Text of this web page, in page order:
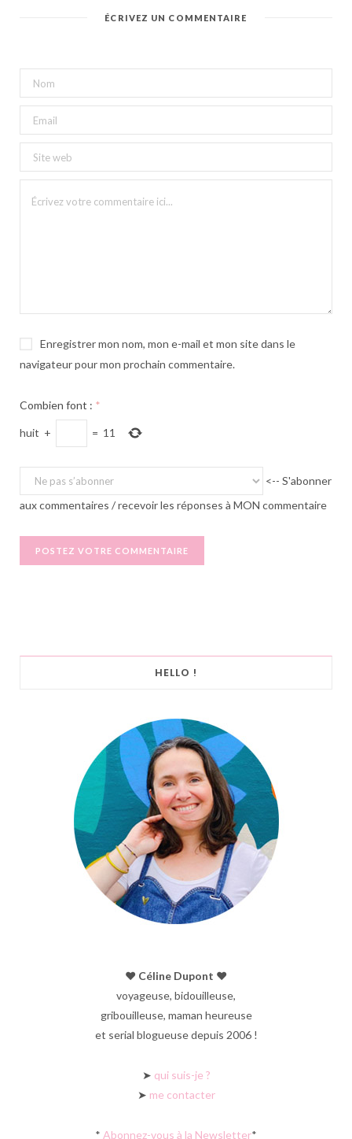
ÉCRIVEZ UN COMMENTAIRE
Enregistrer mon nom, mon e-mail et mon site dans le
navigateur pour mon prochain commentaire.
Combien font : *
huit + = 11
<-- S'abonner
aux commentaires / recevoir les réponses à MON commentaire
HELLO !
♥︎ Céline Dupont ♥︎
voyageuse, bidouilleuse,
gribouilleuse, maman heureuse
et serial blogueuse depuis 2006 !
➤ qui suis-je ?
➤ me contacter
* Abonnez-vous à la Newsletter*